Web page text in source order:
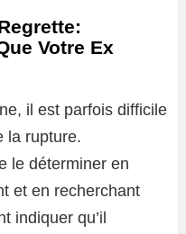
Votre Ex
il est parfois difficile
la rupture.
le déterminer en
et en recherchant
indiquer qu’il